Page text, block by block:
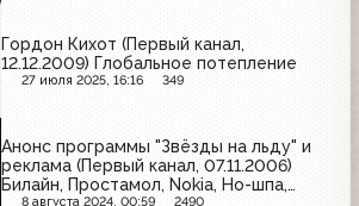
Гордон Кихот (Первый канал,
12.12.2009) Глобальное потепление
27 июля 2025, 16:16 349
Анонс программы "Звёзды на льду" и
реклама (Первый канал, 07.11.2006)
Билайн, Простамол, Nokia, Но-шпа,
8 августа 2024, 00:59 2490